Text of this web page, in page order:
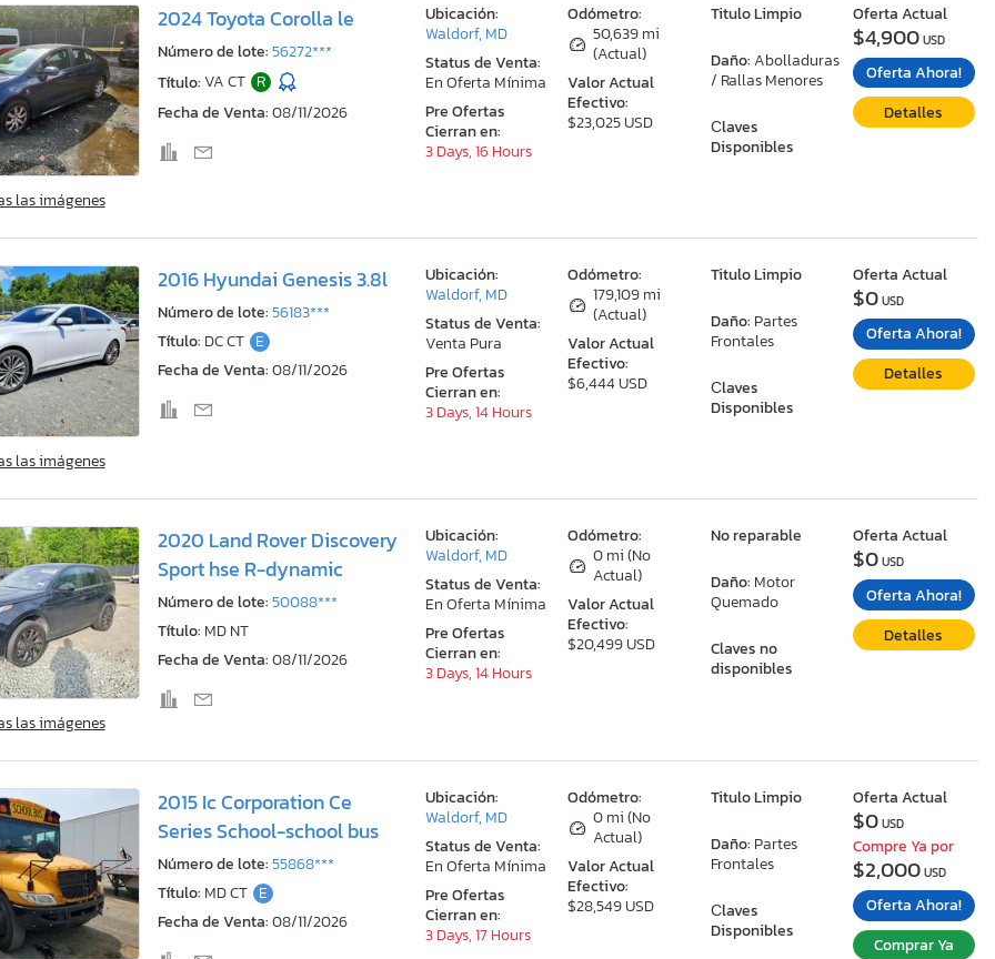
las imágenes
2024 Toyota Corolla le
Número de lote:56272***
Título:VA CT R
Fecha de Venta:08/11/2026
Odómetro:
50,639 mi
(Actual)
Valor Actual
Efectivo:
$23,025 USD
Titulo Limpio
Daño: Abolladuras
/ Rallas Menores
Сlaves
Disponibles
Ubicación:
Waldorf, MD
Status de Venta:
En Oferta Mínima
Pre Ofertas
Cierran en:
3 Days, 16 Hours
Oferta Actual
$4,900USD
Oferta Ahora!
Detalles
las imágenes
2016 Hyundai Genesis 3.8l
Número de lote:56183***
Título: DC CT E
Fecha de Venta:08/11/2026
Odómetro:
179,109 mi
(Actual)
Valor Actual
Efectivo:
$6,444 USD
Titulo Limpio
Daño: Partes
Frontales
Сlaves
Disponibles
Ubicación:
Waldorf, MD
Status de Venta:
Venta Pura
Pre Ofertas
Cierran en:
3 Days, 14 Hours
Oferta Actual
$0USD
Oferta Ahora!
Detalles
las imágenes
2020 Land Rover Discovery
Sport hse R-dynamic
Número de lote:50088***
Título: MD NT
Fecha de Venta:08/11/2026
Odómetro:
0 mi (No
Actual)
Valor Actual
Efectivo:
$20,499 USD
No reparable
Daño: Motor
Quemado
Claves no
disponibles
Ubicación:
Waldorf, MD
Status de Venta:
En Oferta Mínima
Pre Ofertas
Cierran en:
3 Days, 14 Hours
Oferta Actual
$0USD
Oferta Ahora!
Detalles
2015 Ic Corporation Ce
Series School-school bus
Número de lote:55868***
Título: MD CT E
Fecha de Venta:08/11/2026
Odómetro:
0 mi (No
Actual)
Valor Actual
Efectivo:
$28,549 USD
Titulo Limpio
Daño: Partes
Frontales
Сlaves
Disponibles
Ubicación:
Waldorf, MD
Status de Venta:
En Oferta Mínima
Pre Ofertas
Cierran en:
3 Days, 17 Hours
Oferta Actual
$0USD
Compre Ya por
$2,000USD
Oferta Ahora!
Comprar Ya